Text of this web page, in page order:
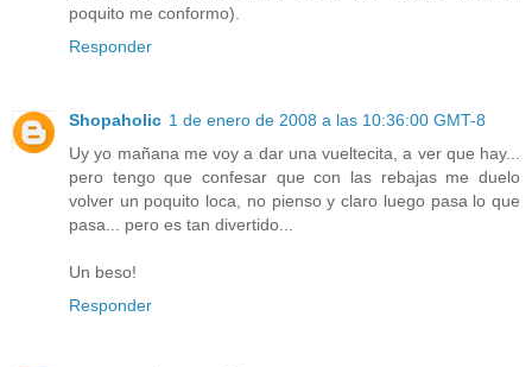
poquito me conformo).
Responder
Shopaholic 1 de enero de 2008 a las 10:36:00 GMT-8
Uy yo mañana me voy a dar una vueltecita, a ver que hay...
pero tengo que confesar que con las rebajas me duelo
volver un poquito loca, no pienso y claro luego pasa lo que
pasa... pero es tan divertido...
Un beso!
Responder